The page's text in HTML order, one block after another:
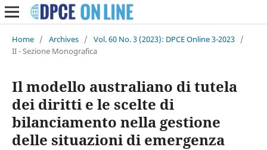
Home / Archives / Vol. 60 No. 3 (2023): DPCE Online 3-2023 /
II - Sezione Monografica
Il modello australiano di tutela
dei diritti e le scelte di
bilanciamento nella gestione
delle situazioni di emergenza